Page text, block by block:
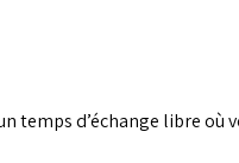
temps d’échange libre où